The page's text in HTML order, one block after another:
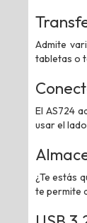
Admite
tabletas o
El AS724
usar el
¿Te estás
te permite